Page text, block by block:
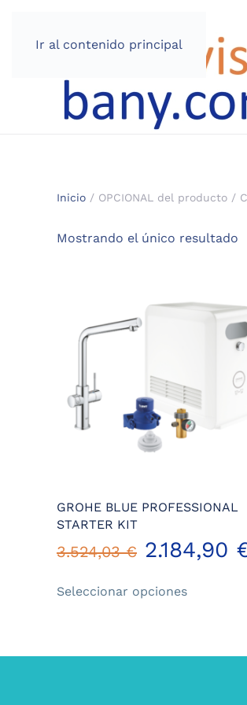
Ir al contenido principal
Inicio / OPCIONAL del producto /
Mostrando el único resultado
GROHE BLUE PROFESSIONAL
STARTER KIT
3.524,03€ 2.184,90
Seleccionar opcionesproducto